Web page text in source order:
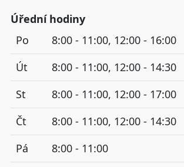
Úřední hodiny
Po
8:00 - 11:00, 12:00 - 16:00
Út
8:00 - 11:00, 12:00 - 14:30
St
8:00 - 11:00, 12:00 - 17:00
Čt
8:00 - 11:00, 12:00 - 14:30
Pá
8:00 - 11:00